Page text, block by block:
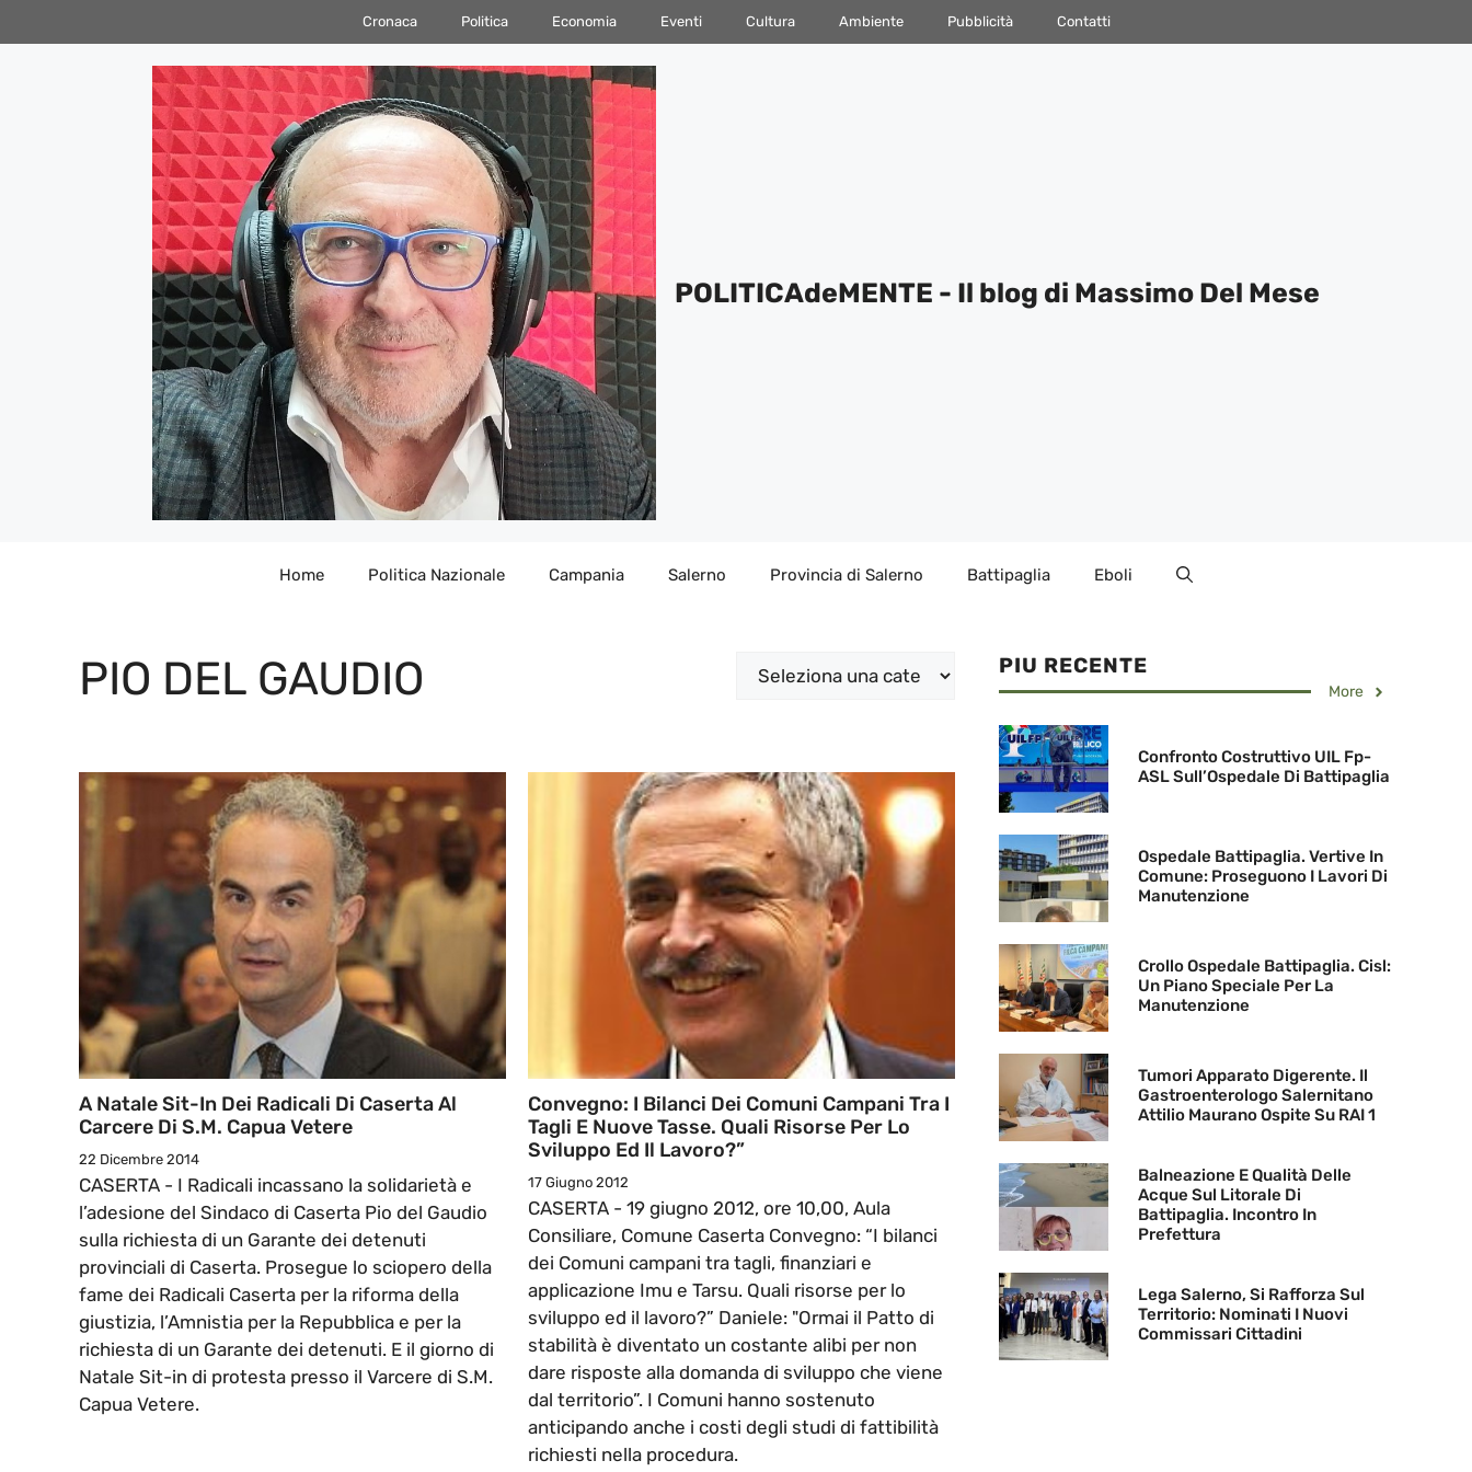
al
Cronaca Politica Economia Eventi Cultura Ambiente Pubblicità Contatti
POLITICAdeMENTE - Il blog di Massimo Del Mese
Home Politica Nazionale Campania Salerno Provincia di Salerno Battipaglia Eboli
PIO DEL GAUDIO Categorie
A Natale Sit-In Dei Radicali Di Caserta Al
Carcere Di S.M. Capua Vetere
22 Dicembre 2014
CASERTA - I Radicali incassano la solidarietà e
l’adesione del Sindaco di Caserta Pio del Gaudio
sulla richiesta di un Garante dei detenuti
provinciali di Caserta. Prosegue lo sciopero della
fame dei Radicali Caserta per la riforma della
giustizia, l’Amnistia per la Repubblica e per la
richiesta di un Garante dei detenuti. E il giorno di
Natale Sit-in di protesta presso il Varcere di S.M.
Capua Vetere.
Convegno: I Bilanci Dei Comuni Campani Tra I
Tagli E Nuove Tasse. Quali Risorse Per Lo
Sviluppo Ed Il Lavoro?”
17 Giugno 2012
CASERTA - 19 giugno 2012, ore 10,00, Aula
Consiliare, Comune Caserta Convegno: “I bilanci
dei Comuni campani tra tagli, finanziari e
applicazione Imu e Tarsu. Quali risorse per lo
sviluppo ed il lavoro?” Daniele: "Ormai il Patto di
stabilità è diventato un costante alibi per non
dare risposte alla domanda di sviluppo che viene
dal territorio”. I Comuni hanno sostenuto
anticipando anche i costi degli studi di fattibilità
richiesti nella procedura.
PIU RECENTE
More
Confronto Costruttivo UIL Fp-
ASL Sull’Ospedale Di Battipaglia
Ospedale Battipaglia. Vertive In
Comune: Proseguono I Lavori Di
Manutenzione
Crollo Ospedale Battipaglia. Cisl:
Un Piano Speciale Per La
Manutenzione
Tumori Apparato Digerente. Il
Gastroenterologo Salernitano
Attilio Maurano Ospite Su RAI 1
Balneazione E Qualità Delle
Acque Sul Litorale Di
Battipaglia. Incontro In
Prefettura
Lega Salerno, Si Rafforza Sul
Territorio: Nominati I Nuovi
Commissari Cittadini